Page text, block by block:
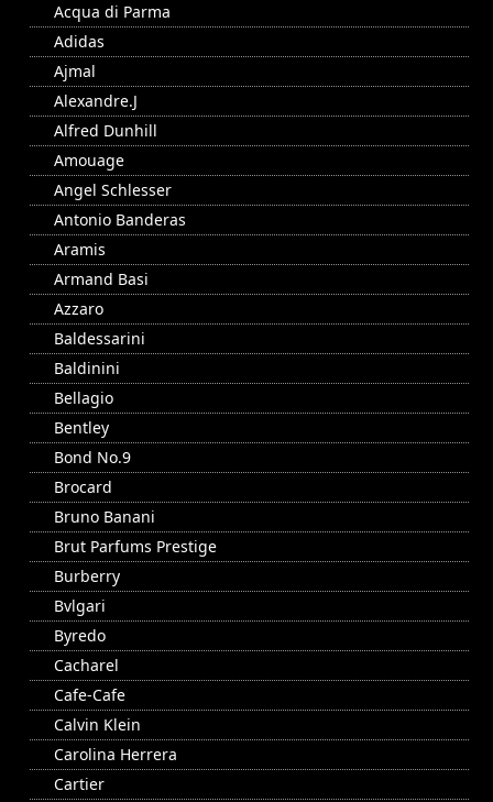
Acqua di Parma
Adidas
Ajmal
Alexandre.J
Alfred Dunhill
Amouage
Angel Schlesser
Antonio Banderas
Aramis
Armand Basi
Azzaro
Baldessarini
Baldinini
Bellagio
Bentley
Bond No.9
Brocard
Bruno Banani
Brut Parfums Prestige
Burberry
Bvlgari
Byredo
Cacharel
Cafe-Cafe
Calvin Klein
Carolina Herrera
Cartier